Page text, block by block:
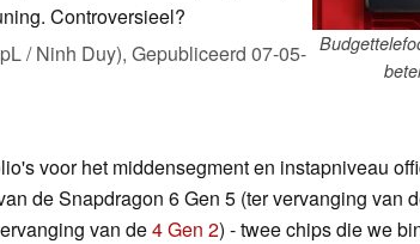
Controversieel?
/ Ninh Duy), Gepubliceerd 07-05-
voor het middensegment en instapniveau
de Snapdragon 6 Gen 5 (ter vervanging van
van de4 Gen 2) - twee chips die we